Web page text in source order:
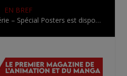
EN BREF
L’AnimeLand Hors-Série – Spécial Posters est disponible !